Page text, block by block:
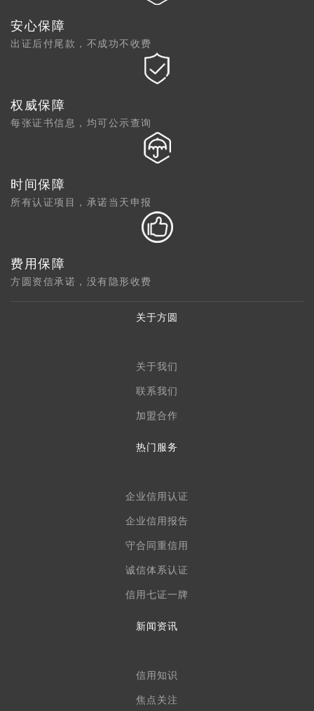
安心保障
出证后付尾款，不成功不收费
权威保障
每张证书信息，均可公示查询
时间保障
所有认证项目，承诺当天申报
费用保障
方圆资信承诺，没有隐形收费
关于方圆
关于我们
联系我们
加盟合作
热门服务
企业信用认证
企业信用报告
守合同重信用
诚信体系认证
信用七证一牌
新闻资讯
信用知识
焦点关注